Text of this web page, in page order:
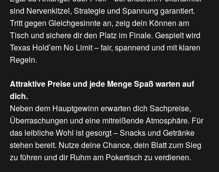
sind Nervenkitzel, Strategie und Spannung garantiert.
Tritt gegen Gleichgesinnte an, zeig dein Können am
Tisch und sichere dir den Platz im Finale. Gespielt wird
Texas Hold’em No Limit – fair, spannend und mit klaren
Regeln.
Attraktive Preise und jede MengeSpaßwarten auf
dich.
Neben dem Hauptgewinn erwarten dich Sachpreise,
Überraschungen und eine mitreißende Atmosphäre. Für
das leibliche Wohl ist gesorgt – Snacks und Getränke
stehen bereit. Nutze deine Chance, dein Blatt zum Sieg
zu führen und dir Ruhm am Pokertisch zu verdienen.